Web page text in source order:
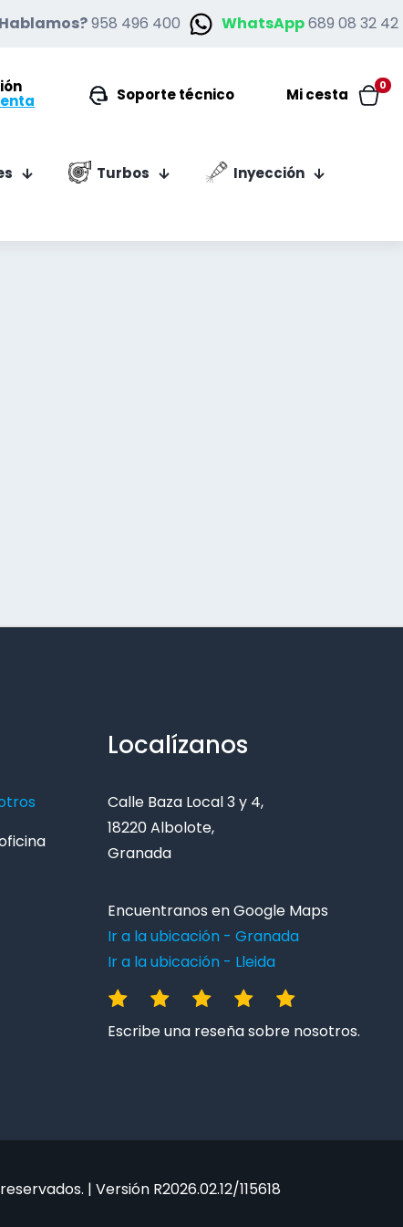
958 496 400 WhatsApp689 08 32 42
Soporte técnico
0
Mi cesta
Turbos
Inyección
Localízanos
Calle Baza Local 3 y 4,
18220 Albolote,
Granada
Encuentranos en Google Maps
Ir a la ubicación - Granada
Ir a la ubicación - Lleida
Escribe una reseña sobre nosotros.
| Versión R2026.02.12/115618